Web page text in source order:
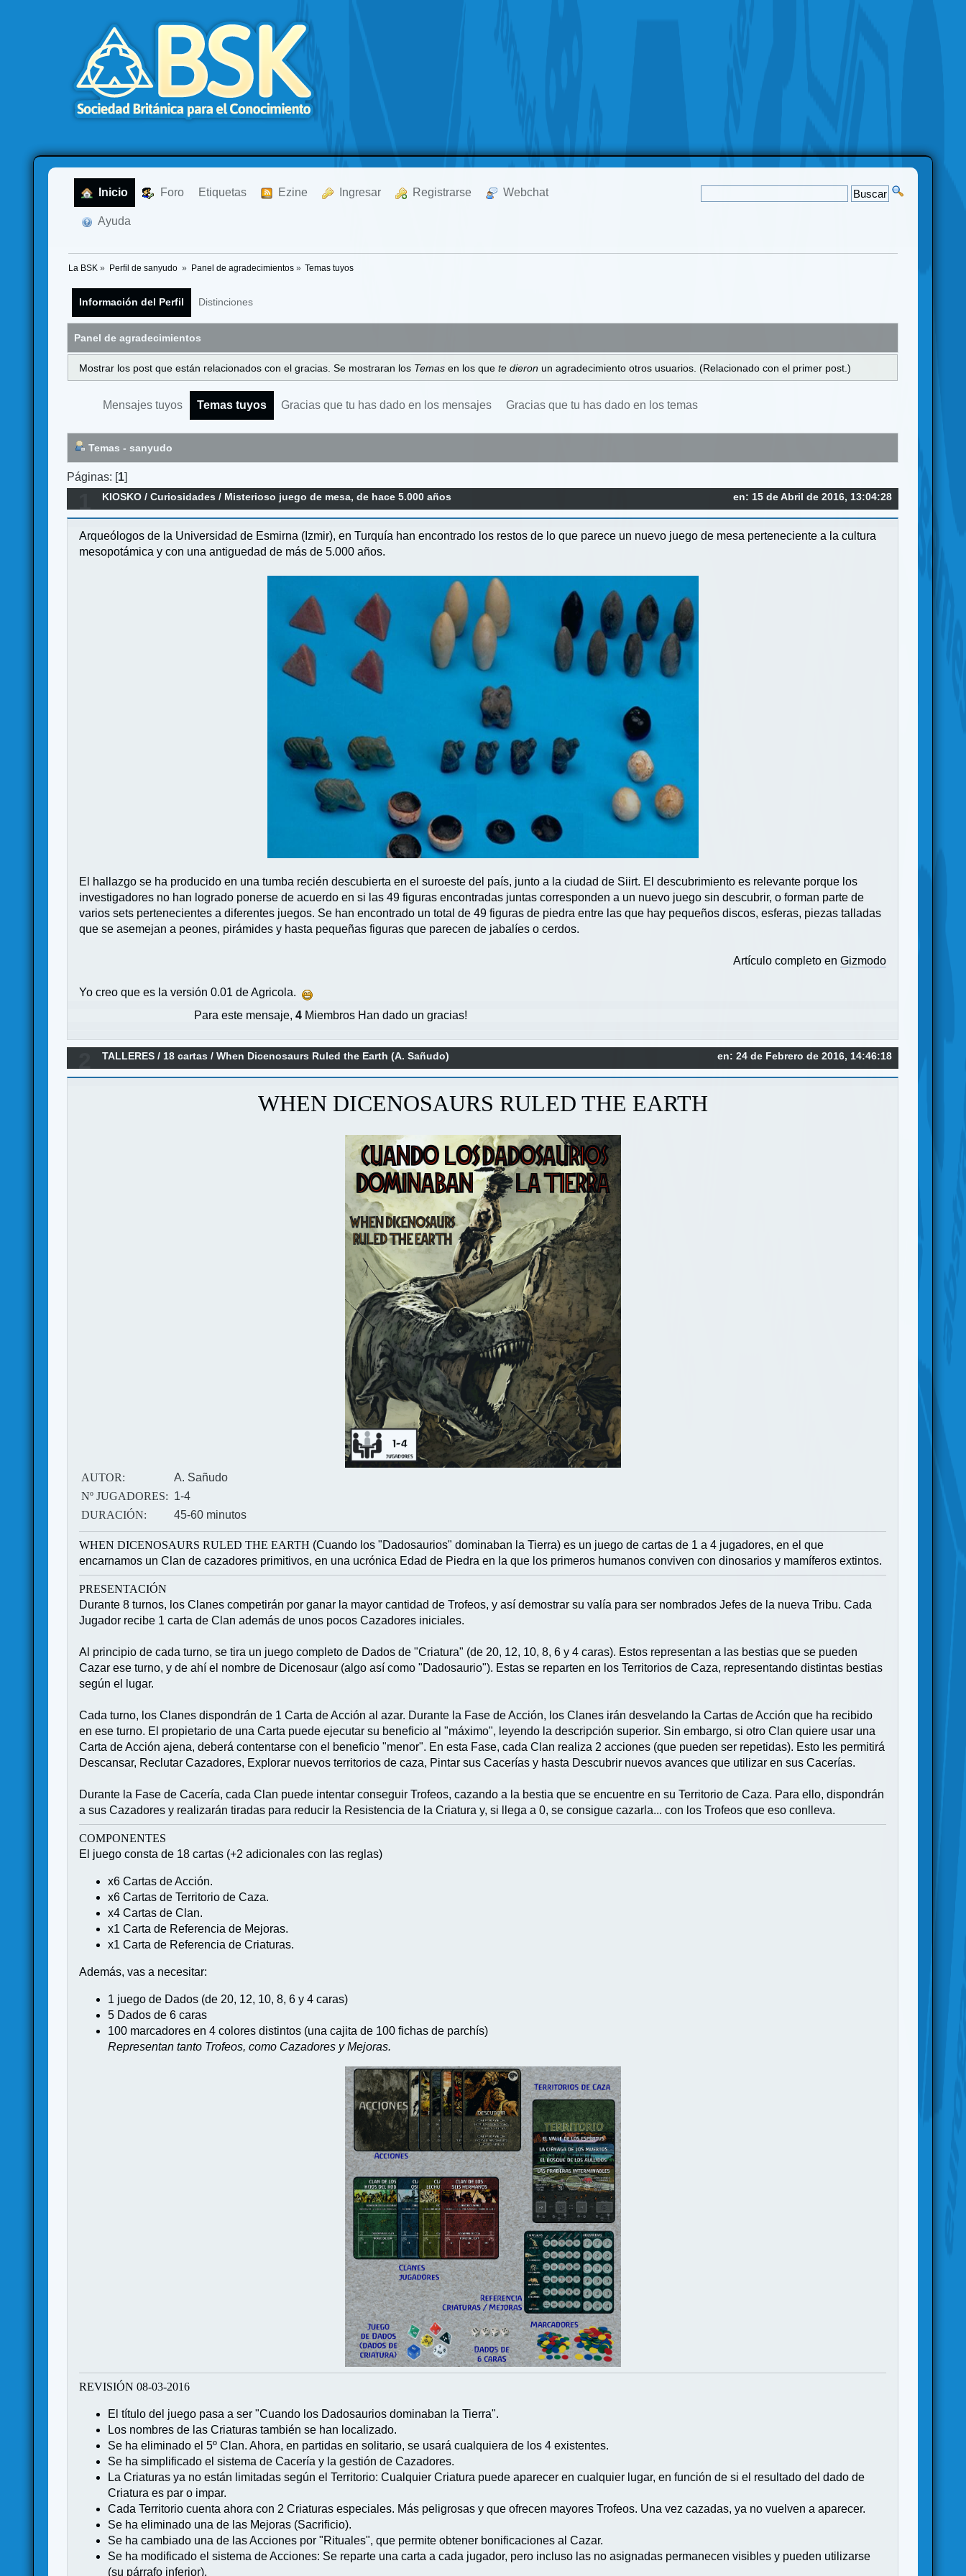
Inicio Foro Etiquetas Ezine Ingresar Registrarse Webchat
Ayuda
La BSK » Perfil de sanyudo » Panel de agradecimientos» Temas tuyos
Información del Perfil Distinciones
Panel de agradecimientos
Mostrar los post que están relacionados con el gracias. Se mostraran los Temas en los que te dieron un agradecimiento otros usuarios. (Relacionado con el primer post.)
Mensajes tuyos Temas tuyos Gracias que tu has dado en los mensajes Gracias que tu has dado en los temas
Temas - sanyudo
Páginas: [1]
en: 15 de Abril de 2016, 13:04:28
KIOSKO /Curiosidades / Misterioso juego de mesa, de hace 5.000 años
Arqueólogos de la Universidad de Esmirna (Izmir), en Turquía han encontrado los restos de lo que parece un nuevo juego de mesa perteneciente a la cultura
mesopotámica y con una antiguedad de más de 5.000 años.
El hallazgo se ha producido en una tumba recién descubierta en el suroeste del país, junto a la ciudad de Siirt. El descubrimiento es relevante porque los
investigadores no han logrado ponerse de acuerdo en si las 49 figuras encontradas juntas corresponden a un nuevo juego sin descubrir, o forman parte de
varios sets pertenecientes a diferentes juegos. Se han encontrado un total de 49 figuras de piedra entre las que hay pequeños discos, esferas, piezas talladas
que se asemejan a peones, pirámides y hasta pequeñas figuras que parecen de jabalíes o cerdos.
Artículo completo enGizmodo
Yo creo que es la versión 0.01 de Agricola.
Para este mensaje,4 Miembros Han dado un gracias!
en: 24 de Febrero de 2016, 14:46:18
TALLERES /18 cartas /When Dicenosaurs Ruled the Earth (A. Sañudo)
WHEN DICENOSAURS RULED THE EARTH
AUTOR:
A. Sañudo
Nº JUGADORES: 1-4
DURACIÓN:
45-60 minutos
WHEN DICENOSAURS RULED THE EARTH (Cuando los "Dadosaurios" dominaban la Tierra) es un juego de cartas de 1 a 4 jugadores, en el que
encarnamos un Clan de cazadores primitivos, en una ucrónica Edad de Piedra en la que los primeros humanos conviven con dinosarios y mamíferos extintos.
PRESENTACIÓN
Durante 8 turnos, los Clanes competirán por ganar la mayor cantidad de Trofeos, y así demostrar su valía para ser nombrados Jefes de la nueva Tribu. Cada
Jugador recibe 1 carta de Clan además de unos pocos Cazadores iniciales.
Al principio de cada turno, se tira un juego completo de Dados de "Criatura" (de 20, 12, 10, 8, 6 y 4 caras). Estos representan a las bestias que se pueden
Cazar ese turno, y de ahí el nombre de Dicenosaur (algo así como "Dadosaurio"). Estas se reparten en los Territorios de Caza, representando distintas bestias
según el lugar.
Cada turno, los Clanes dispondrán de 1 Carta de Acción al azar. Durante la Fase de Acción, los Clanes irán desvelando la Cartas de Acción que ha recibido
en ese turno. El propietario de una Carta puede ejecutar su beneficio al "máximo", leyendo la descripción superior. Sin embargo, si otro Clan quiere usar una
Carta de Acción ajena, deberá contentarse con el beneficio "menor". En esta Fase, cada Clan realiza 2 acciones (que pueden ser repetidas). Esto les permitirá
Descansar, Reclutar Cazadores, Explorar nuevos territorios de caza, Pintar sus Cacerías y hasta Descubrir nuevos avances que utilizar en sus Cacerías.
Durante la Fase de Cacería, cada Clan puede intentar conseguir Trofeos, cazando a la bestia que se encuentre en su Territorio de Caza. Para ello, dispondrán
a sus Cazadores y realizarán tiradas para reducir la Resistencia de la Criatura y, si llega a 0, se consigue cazarla... con los Trofeos que eso conlleva.
COMPONENTES
El juego consta de 18 cartas (+2 adicionales con las reglas)
x6 Cartas de Acción.
x6 Cartas de Territorio de Caza.
x4 Cartas de Clan.
x1 Carta de Referencia de Mejoras.
x1 Carta de Referencia de Criaturas.
Además, vas a necesitar:
1 juego de Dados (de 20, 12, 10, 8, 6 y 4 caras)
5 Dados de 6 caras
100 marcadores en 4 colores distintos (una cajita de 100 fichas de parchís)
Representan tanto Trofeos, como Cazadores y Mejoras.
REVISIÓN 08-03-2016
El título del juego pasa a ser "Cuando los Dadosaurios dominaban la Tierra".
Los nombres de las Criaturas también se han localizado.
Se ha eliminado el 5º Clan. Ahora, en partidas en solitario, se usará cualquiera de los 4 existentes.
Se ha simplificado el sistema de Cacería y la gestión de Cazadores.
La Criaturas ya no están limitadas según el Territorio: Cualquier Criatura puede aparecer en cualquier lugar, en función de si el resultado del dado de
Criatura es par o impar.
Cada Territorio cuenta ahora con 2 Criaturas especiales. Más peligrosas y que ofrecen mayores Trofeos. Una vez cazadas, ya no vuelven a aparecer.
Se ha eliminado una de las Mejoras (Sacrificio).
Se ha cambiado una de las Acciones por "Rituales", que permite obtener bonificaciones al Cazar.
Se ha modificado el sistema de Acciones: Se reparte una carta a cada jugador, pero incluso las no asignadas permanecen visibles y pueden utilizarse
(su párrafo inferior).